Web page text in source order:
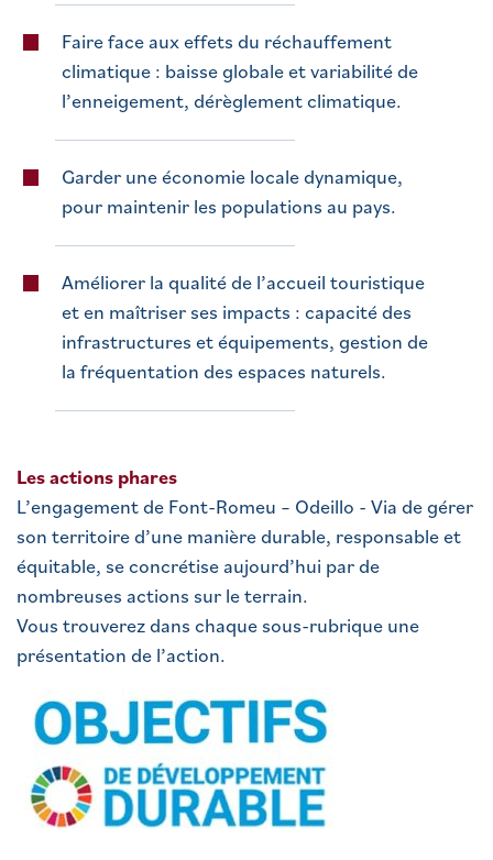
Faire face aux effets du réchauffement
climatique : baisse globale et variabilité de
l’enneigement, dérèglement climatique.
Garder une économie locale dynamique,
pour maintenir les populations au pays.
Améliorer la qualité de l’accueil touristique
et en maîtriser ses impacts : capacité des
infrastructures et équipements, gestion de
la fréquentation des espaces naturels.
Les actions phares
L’engagement de Font-Romeu – Odeillo - Via de gérer
son territoire d’une manière durable, responsable et
équitable, se concrétise aujourd’hui par de
nombreuses actions sur le terrain.
Vous trouverez dans chaque sous-rubrique une
présentation de l’action.